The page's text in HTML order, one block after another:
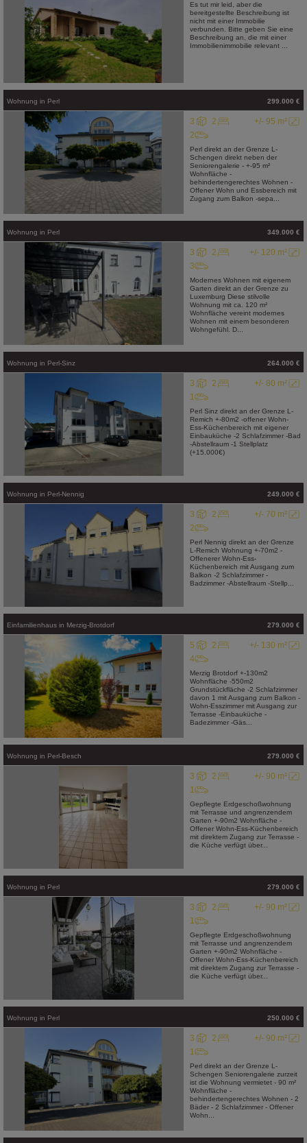
Es tut mir leid, aber die
bereitgestellte Beschreibung ist
nicht mit einer Immobilie
verbunden. Bitte geben Sie eine
Beschreibung an, die mit einer
Immobilienimmobilie relevant ...
Wohnung in Perl 299.000 €
+/- 95 m²
3
2
2
Perl direkt an der Grenze L-
Schengen direkt neben der
Seniorengalerie - +-95 m²
Wohnfläche -
behindertengerechtes Wohnen -
Offener Wohn und Essbereich mit
Zugang zum Balkon -sepa...
Wohnung in Perl 349.000 €
+/- 120 m²
3
2
3
Modernes Wohnen mit eigenem
Garten direkt an der Grenze zu
Luxemburg Diese stilvolle
Wohnung mit ca. 120 m²
Wohnfläche vereint modernes
Wohnen mit einem besonderen
Wohngefühl. D...
Wohnung in Perl-Sinz 264.000 €
+/- 80 m²
3
2
1
Perl Sinz direkt an der Grenze L-
Remich +-80m2 -offener Wohn-
Ess-Küchenbereich mit eigener
Einbauküche -2 Schlafzimmer -Bad
-Abstellraum -1 Stellplatz
(+15.000€)
Wohnung in Perl-Nennig 249.000 €
+/- 70 m²
3
2
2
Perl Nennig direkt an der Grenze
L-Remich Wohnung +-70m2 -
Offenerer Wohn-Ess-
Küchenbereich mit Ausgang zum
Balkon -2 Schlafzimmer -
Badzimmer -Abstellraum -Stellp...
Einfamilienhaus in Merzig-Brotdorf 279.000 €
+/- 130 m²
5
2
4
Merzig Brotdorf +-130m2
Wohnfläche -550m2
Grundstückfläche -2 Schlafzimmer
davon 1 mit Ausgang zum Balkon -
Wohn-Esszimmer mit Ausgang zur
Terrasse -Einbauküche -
Badezimmer -Gäs...
Wohnung in Perl-Besch 279.000 €
+/- 90 m²
3
2
1
Gepflegte Erdgeschoßwohnung
mit Terrasse und angrenzendem
Garten +-90m2 Wohnfläche -
Offener Wohn-Ess-Küchenbereich
mit direktem Zugang zur Terrasse -
die Küche verfügt über...
Wohnung in Perl 279.000 €
+/- 90 m²
3
2
1
Gepflegte Erdgeschoßwohnung
mit Terrasse und angrenzendem
Garten +-90m2 Wohnfläche -
Offener Wohn-Ess-Küchenbereich
mit direktem Zugang zur Terrasse -
die Küche verfügt über...
Wohnung in Perl 250.000 €
+/- 90 m²
3
2
1
Perl direkt an der Grenze L-
Schengen Seniorengalerie zurzeit
ist die Wohnung vermietet - 90 m²
Wohnfläche -
behindertengerechtes Wohnen - 2
Bäder - 2 Schlafzimmer - Offener
Wohn...